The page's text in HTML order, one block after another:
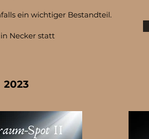
ein wichtiger Bestandteil.
Necker statt
2023